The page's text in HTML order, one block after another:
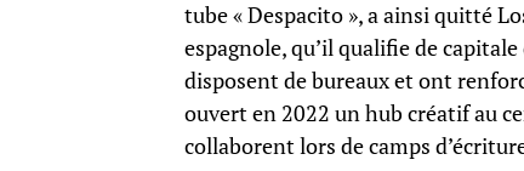
tube « Despacito », a ainsi quitté
espagnole, qu’il qualifie de
disposent de bureaux et ont
ouvert en 2022 un hub créatif au
collaborent lors de camps